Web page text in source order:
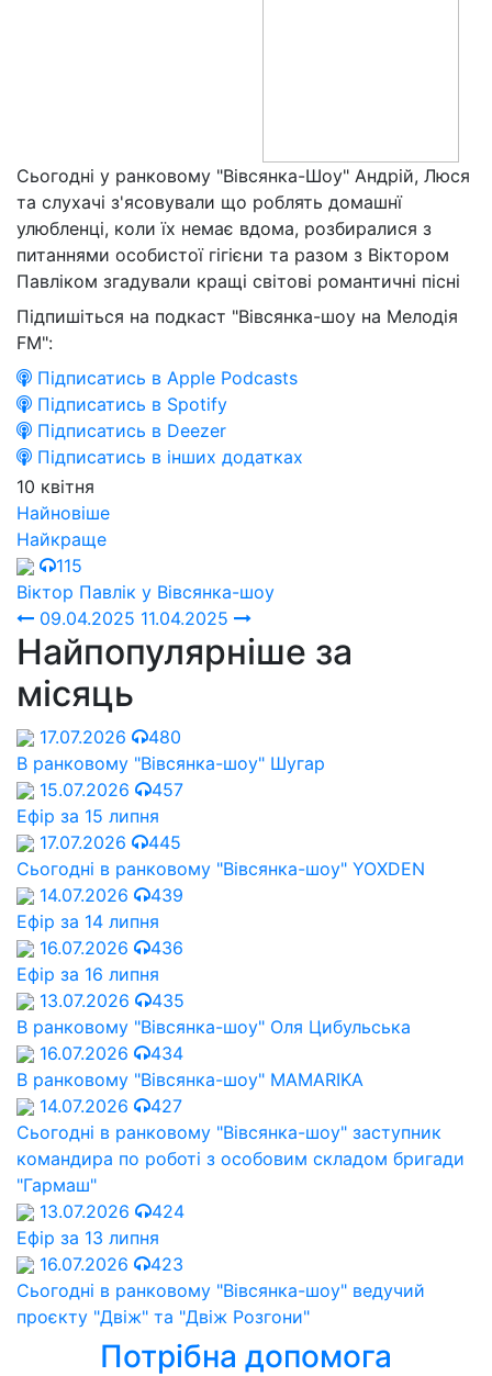
Сьогодні у ранковому "Вівсянка-Шоу" Андрій, Люся
та слухачі з'ясовували що роблять домашнї
улюбленці, коли їх немає вдома, розбиралися з
питаннями особистої гігієни та разом з Віктором
Павліком згадували кращі світові романтичні пісні
Підпишіться на подкаст "Вівсянка-шоу на Мелодія
FM":
Підписатись в Apple Podcasts
Підписатись в Spotify
Підписатись в Deezer
Підписатись в інших додатках
10 квітня
Найновіше
Найкраще
115
Віктор Павлік у Вівсянка-шоу
09.04.2025 11.04.2025
Найпопулярніше за
місяць
17.07.2026
480
В ранковому "Вівсянка-шоу" Шугар
15.07.2026
457
Ефір за 15 липня
17.07.2026
445
Сьогодні в ранковому "Вівсянка-шоу" YOXDEN
14.07.2026
439
Ефір за 14 липня
16.07.2026
436
Ефір за 16 липня
13.07.2026
435
В ранковому "Вівсянка-шоу" Оля Цибульська
16.07.2026
434
В ранковому "Вівсянка-шоу" MAMARIKA
14.07.2026
427
Сьогодні в ранковому "Вівсянка-шоу" заступник
командира по роботі з особовим складом бригади
"Гармаш"
13.07.2026
424
Ефір за 13 липня
16.07.2026
423
Сьогодні в ранковому "Вівсянка-шоу" ведучий
проєкту "Двіж" та "Двіж Розгони"
Потрібна допомога